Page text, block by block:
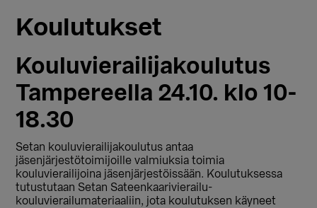
Koulutukset
Kouluvierailijakoulutus
Tampereella 24.10. klo 10-
18.30
Setan kouluvierailijakoulutus antaa
jäsenjärjestötoimijoille valmiuksia toimia
kouluvierailijoina jäsenjärjestöissään. Koulutuksessa
tutustutaan Setan Sateenkaarivierailu-
kouluvierailumateriaaliin, jota koulutuksen käyneet